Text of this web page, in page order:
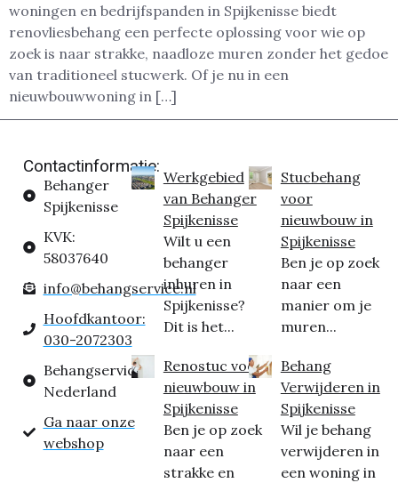
woningen en bedrijfspanden in Spijkenisse biedt
renovliesbehang een perfecte oplossing voor wie op
zoek is naar strakke, naadloze muren zonder het gedoe
van traditioneel stucwerk. Of je nu in een
nieuwbouwwoning in […]
Contactinformatie:
Behanger
Spijkenisse
KVK:
58037640
info@behangservice.nl
Hoofdkantoor:
030-2072303
Behangservice
Nederland
Ga naar onze
webshop
Werkgebied
van Behanger
Spijkenisse
Wilt u een
behanger
inhuren in
Spijkenisse?
Dit is het...
Renostuc voor
nieuwbouw in
Spijkenisse
Ben je op zoek
naar een
strakke en
Stucbehang
voor
nieuwbouw in
Spijkenisse
Ben je op zoek
naar een
manier om je
muren...
Behang
Verwijderen in
Spijkenisse
Wil je behang
verwijderen in
een woning in